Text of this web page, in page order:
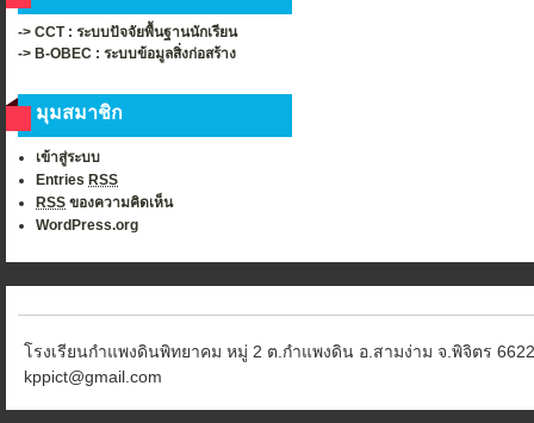
-> CCT : ระบบปัจจัยพื้นฐานนักเรียน
-> B-OBEC : ระบบข้อมูลสิ่งก่อสร้าง
มุมสมาชิก
เข้าสู่ระบบ
Entries RSS
RSS ของความคิดเห็น
WordPress.org
โรงเรียนกำแพงดินพิทยาคม หมู่ 2 ต.กำแพงดิน อ.สามง่าม จ.พิจิตร
kppict@gmail.com